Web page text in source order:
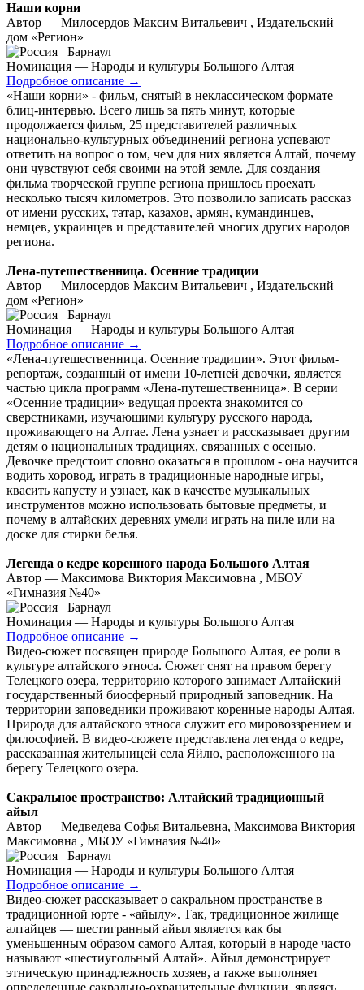
Наши корни
Автор — Милосердов Максим Витальевич , Издательский
дом «Регион»
Барнаул
Номинация — Народы и культуры Большого Алтая
Подробное описание →
«Наши корни» - фильм, снятый в неклассическом формате
блиц-интервью. Всего лишь за пять минут, которые
продолжается фильм, 25 представителей различных
национально-культурных объединений региона успевают
ответить на вопрос о том, чем для них является Алтай, почему
они чувствуют себя своими на этой земле. Для создания
фильма творческой группе региона пришлось проехать
несколько тысяч километров. Это позволило записать рассказ
от имени русских, татар, казахов, армян, кумандинцев,
немцев, украинцев и представителей многих других народов
региона.
Лена-путешественница. Осенние традиции
Автор — Милосердов Максим Витальевич , Издательский
дом «Регион»
Барнаул
Номинация — Народы и культуры Большого Алтая
Подробное описание →
«Лена-путешественница. Осенние традиции». Этот фильм-
репортаж, созданный от имени 10-летней девочки, является
частью цикла программ «Лена-путешественница». В серии
«Осенние традиции» ведущая проекта знакомится со
сверстниками, изучающими культуру русского народа,
проживающего на Алтае. Лена узнает и рассказывает другим
детям о национальных традициях, связанных с осенью.
Девочке предстоит словно оказаться в прошлом - она научится
водить хоровод, играть в традиционные народные игры,
квасить капусту и узнает, как в качестве музыкальных
инструментов можно использовать бытовые предметы, и
почему в алтайских деревнях умели играть на пиле или на
доске для стирки белья.
Легенда о кедре коренного народа Большого Алтая
Автор — Максимова Виктория Максимовна , МБОУ
«Гимназия №40»
Барнаул
Номинация — Народы и культуры Большого Алтая
Подробное описание →
Видео-сюжет посвящен природе Большого Алтая, ее роли в
культуре алтайского этноса. Сюжет снят на правом берегу
Телецкого озера, территорию которого занимает Алтайский
государственный биосферный природный заповедник. На
территории заповедники проживают коренные народы Алтая.
Природа для алтайского этноса служит его мировоззрением и
философией. В видео-сюжете представлена легенда о кедре,
рассказанная жительницей села Яйлю, расположенного на
берегу Телецкого озера.
Сакральное пространство: Алтайский традиционный
айыл
Автор — Медведева Софья Витальевна, Максимова Виктория
Максимовна , МБОУ «Гимназия №40»
Барнаул
Номинация — Народы и культуры Большого Алтая
Подробное описание →
Видео-сюжет рассказывает о сакральном пространстве в
традиционной юрте - «айылу». Так, традиционное жилище
алтайцев — шестигранный айыл является как бы
уменьшенным образом самого Алтая, который в народе часто
называют «шестиугольный Алтай». Айыл демонстрирует
этническую принадлежность хозяев, а также выполняет
определенные сакрально-охранительные функции, являясь